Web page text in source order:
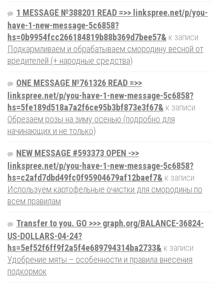
1 MESSAGE №388201 READ =>> linkspree.net/p/you-
have-1-new-message-5c6858?
hs=0b9954fcc266184819b88b369d7bee57& к записи
Подкармливаем и обрабатываем смородину весной от
вредителей (+ народные средства)
ONE MESSAGE №761326 READ =>>
linkspree.net/p/you-have-1-new-message-5c6858?
hs=5fe189d518a7a2f6ce95b3bf873e3f67& к записи
Обрезаем розы на зиму осенью (подробно для
начинающих и не только)
NEW MESSAGE #593373 OPEN ->>
linkspree.net/p/you-have-1-new-message-5c6858?
hs=c2afd7dbd49fc0f95904679af12baef7& к записи
Используем картофельные очистки для смородины по
всем правилам
Transfer to you. GO >>> graph.org/BALANCE-36824-
US-DOLLARS-04-24?
hs=5ef52f6ff9f2a5f4e689794314ba2733& к записи
Удобрение мяты – особенности и правила внесения
подкормок